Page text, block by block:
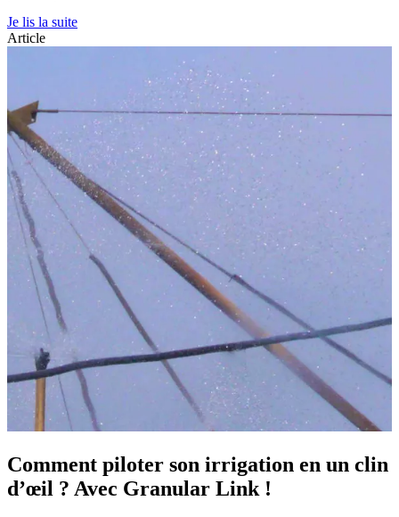
Je lis la suite
Article
Comment piloter son irrigation en un clin
d’œil ? Avec Granular Link !